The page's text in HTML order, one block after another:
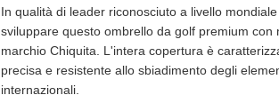
In qualità di leader riconosciuto a livello
sviluppare questo ombrello da golf premium
marchio Chiquita. L'intera copertura è
precisa e resistente allo sbiadimento degli
internazionali.